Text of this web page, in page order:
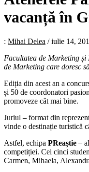
vacanță în
: Mihai Delea /iulie 14,
Facultatea de Marketing
de Marketing care doresc
Ediția din acest an a
și 50 de coordonatori
promoveze cât mai bine.
Juriul – format din
vinde o destinație turistică
Astfel, echipa PReaștie –
competiției. Cei cinci
Carmen, Mihaela,